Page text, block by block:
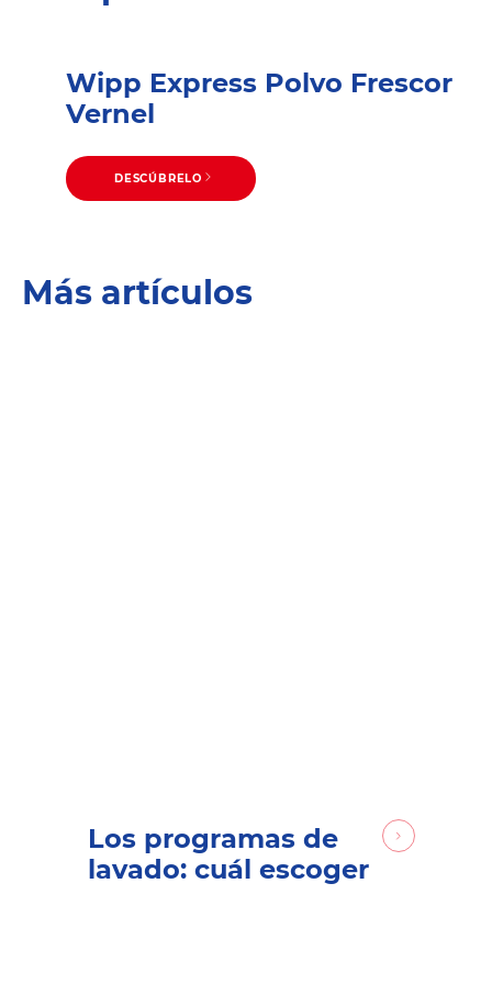
Wipp Express Polvo Frescor
Vernel
DESCÚBRELO
Más artículos
Los programas de
lavado: cuál escoger